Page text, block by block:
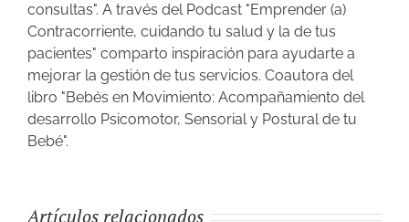
consultas". A través del Podcast "Emprender (a)
Contracorriente, cuidando tu salud y la de tus
pacientes" comparto inspiración para ayudarte a
mejorar la gestión de tus servicios. Coautora del
libro "Bebés en Movimiento: Acompañamiento del
desarrollo Psicomotor, Sensorial y Postural de tu
Bebé".
Artículos relacionados